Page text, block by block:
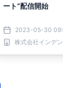
ート”配信開始
2023-05-30
株式会社インデ